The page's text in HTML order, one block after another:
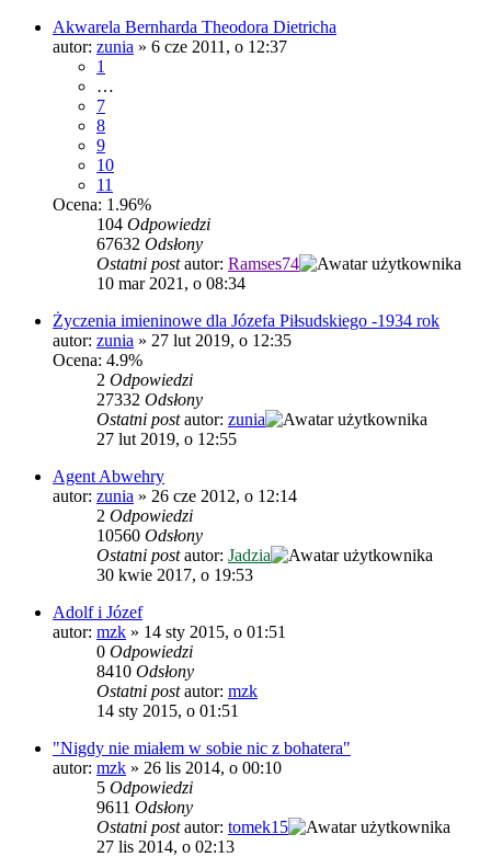
Akwarela Bernharda Theodora Dietricha
autor: zunia » 6 cze 2011, o 12:37
1
…
7
8
9
10
11
Ocena: 1.96%
104 Odpowiedzi
67632 Odsłony
Ostatni postautor: Ramses74
10 mar 2021, o 08:34
Życzenia imieninowe dla Józefa Piłsudskiego -1934 rok
autor: zunia » 27 lut 2019, o 12:35
Ocena: 4.9%
2 Odpowiedzi
27332 Odsłony
Ostatni postautor: zunia
27 lut 2019, o 12:55
Agent Abwehry
autor: zunia » 26 cze 2012, o 12:14
2 Odpowiedzi
10560 Odsłony
Ostatni postautor: Jadzia
30 kwie 2017, o 19:53
Adolf i Józef
autor: mzk » 14 sty 2015, o 01:51
0 Odpowiedzi
8410 Odsłony
Ostatni postautor: mzk
14 sty 2015, o 01:51
"Nigdy nie miałem w sobie nic z bohatera"
autor: mzk » 26 lis 2014, o 00:10
5 Odpowiedzi
9611 Odsłony
Ostatni postautor: tomek15
27 lis 2014, o 02:13